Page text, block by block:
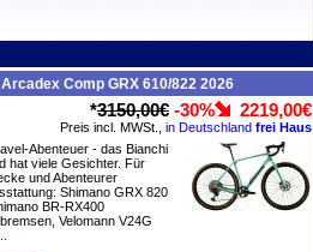
Comp GRX 610/822 2026
*3150,00€ -30% 2219,00€
Preis incl. MWSt., in Deutschland frei Haus
Abenteuer - das Bianchi
hat viele Gesichter. Für
und Abenteurer
Shimano GRX 820
BR-RX400
Velomann V24G